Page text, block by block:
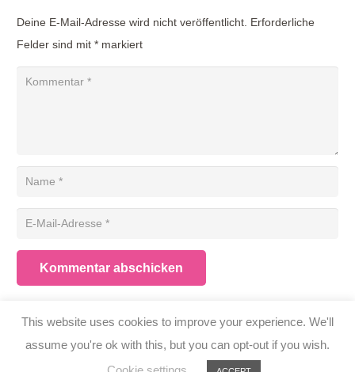
Deine E-Mail-Adresse wird nicht veröffentlicht. Erforderliche
Felder sind mit * markiert
Kommentar abschicken
Impressum|Datenschutz
© Copyright 2020 rheinfurth architekten
This website uses cookies to improve your experience. We'll
assume you're ok with this, but you can opt-out if you wish.